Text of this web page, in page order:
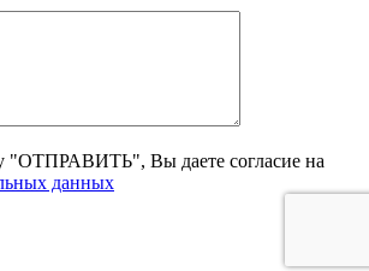
"ОТПРАВИТЬ", Вы даете согласие на
данных